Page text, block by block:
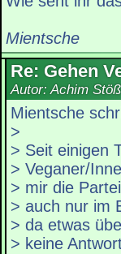
Mientsche
Re: Gehen
Autor: Achim
Mientsche
>
> Seit einigen
> Veganer/
> mir die
> auch nur im
> da etwas
> keine